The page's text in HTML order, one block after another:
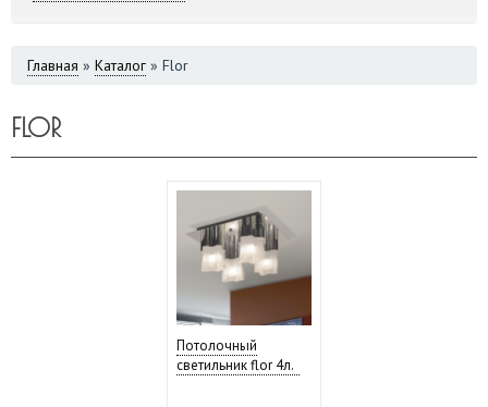
ВЫ
Главная » Каталог » Flor
FLOR
Потолочный
светильник flor 4л.